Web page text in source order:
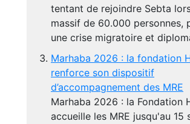
tentant de rejoindre Sebta
massif de 60.000 personnes,
une crise migratoire et
Marhaba 2026 : la fondation
renforce son dispositif
d’accompagnement des MRE
Marhaba 2026 : la Fondation
accueille les MRE jusqu'au 15